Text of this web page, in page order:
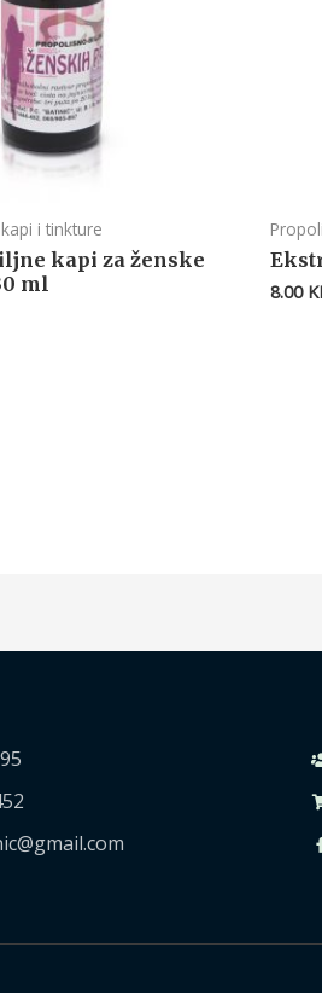
i tinkture
kapi za ženske
ml
8.00